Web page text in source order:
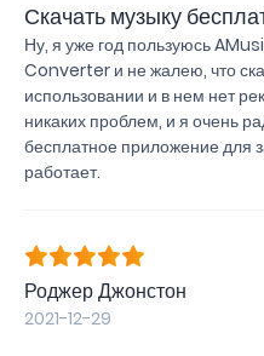
Скачать музыку
Ну, я уже год пользуюсь
Converter и не жалею, что
использовании и в нем нет
никаких проблем, и я очень
бесплатное приложение для
работает.
Роджер Джонстон
2021-12-29